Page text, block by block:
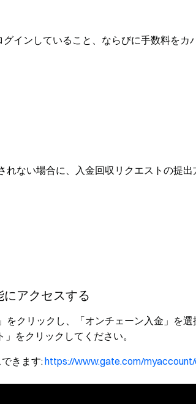
インしていること、ならびに手数料をカ
れない場合に、入金回収リクエストの提
アクセスする
をクリックし、「オンチェーン入金」を
をクリックしてください。
きます:https://www.gate.com/